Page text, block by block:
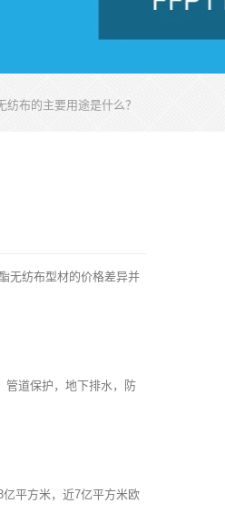
纺布的主要用途是什么？
无纺布型材的价格差异并
管道保护，地下排水，防
平方米，近7亿平方米欧